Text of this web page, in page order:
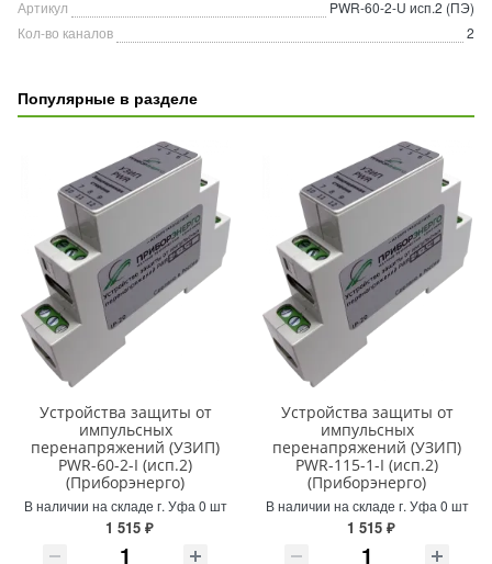
Артикул
PWR-60-2-U исп.2 (ПЭ)
Кол-во каналов
2
Популярные в разделе
Устройства защиты от
импульсных
перенапряжений (УЗИП)
PWR-60-2-I (исп.2)
(Приборэнерго)
В наличии на складе г. Уфа 0 шт
1 515 ₽
Устройства защиты от
импульсных
перенапряжений (УЗИП)
PWR-115-1-I (исп.2)
(Приборэнерго)
В наличии на складе г. Уфа 0 шт
1 515 ₽